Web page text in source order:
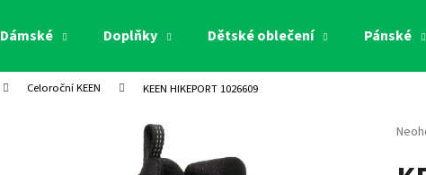
Dámské Doplňky Dětské oblečení Pánské
Celoroční KEEN KEEN HIKEPORT 1026609
Co potřebujete najít?